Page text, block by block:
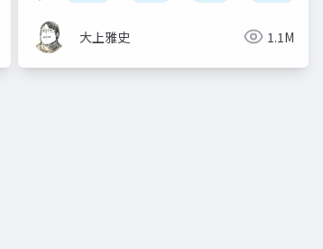
大上雅史 1.1M